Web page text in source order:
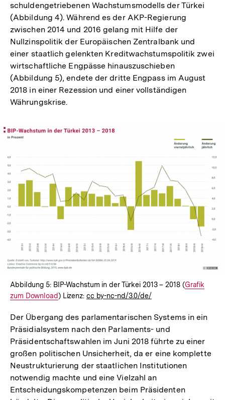
schuldengetriebenen Wachstumsmodells der Türkei
(Abbildung 4). Während es der AKP-Regierung
zwischen 2014 und 2016 gelang mit Hilfe der
Nullzinspolitik der Europäischen Zentralbank und
einer staatlich gelenkten Kreditwachstumspolitik zwei
wirtschaftliche Engpässe hinauszuschieben
(Abbildung 5), endete der dritte Engpass im August
2018 in einer Rezession und einer vollständigen
Währungskrise.
In
Lightbox
öffnen
Abbildung 5: BIP-Wachstum in der Türkei 2013 – 2018 (Interner
Grafik
zum Download) Lizenz: cc by-nc-nd/3.0/de/
Der Übergang des parlamentarischen Systems in ein
Präsidialsystem nach den Parlaments- und
Präsidentschaftswahlen im Juni 2018 führte zu einer
großen politischen Unsicherheit, da er eine komplette
Neustrukturierung der staatlichen Institutionen
notwendig machte und eine Vielzahl an
Entscheidungskompetenzen beim Präsidenten